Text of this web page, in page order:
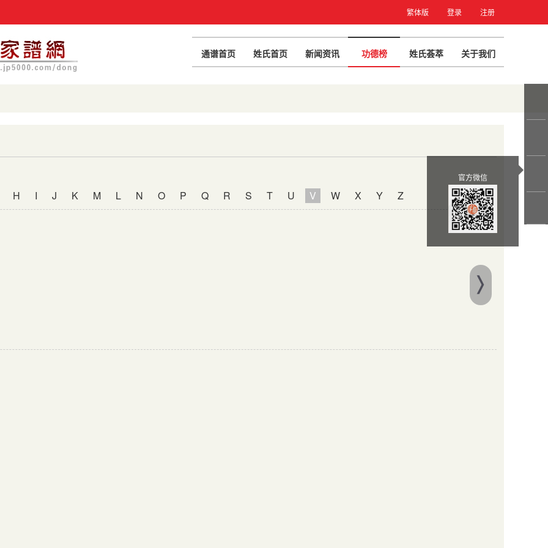
繁体版 登录 注册
通谱首页 姓氏首页 新闻资讯 功德榜 姓氏荟萃 关于我们
H I J K M L N O P Q R S T U V W X Y Z
官方微信